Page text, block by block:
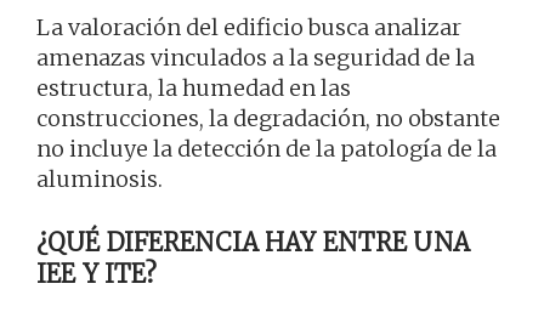
La valoración del edificio busca analizar
amenazas vinculados a la seguridad de la
estructura, la humedad en las
construcciones, la degradación, no obstante
no incluye la detección de la patología de la
aluminosis.
¿QUÉ DIFERENCIA HAY ENTRE UNA
IEE Y ITE?